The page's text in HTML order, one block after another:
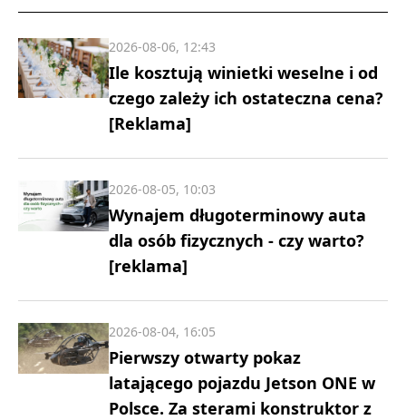
Ile kosztują winietki weselne i od
czego zależy ich ostateczna cena?
[Reklama]
2026-08-06, 12:43
Wynajem długoterminowy auta
dla osób fizycznych - czy warto?
[reklama]
2026-08-05, 10:03
Pierwszy otwarty pokaz
latającego pojazdu Jetson ONE w
Polsce. Za sterami konstruktor z
2026-08-04, 16:05